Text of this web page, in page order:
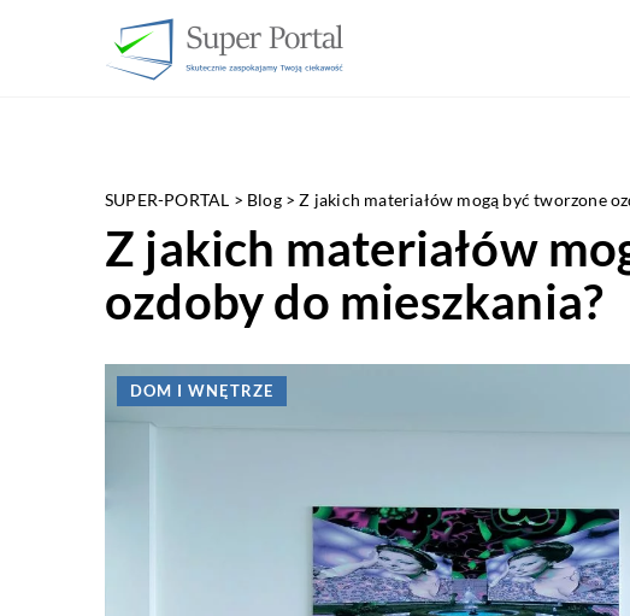
SUPER-PORTAL > Blog>Z jakich materiałów mogą być tworzone
Z jakich materiałów
ozdoby do mieszkania?
DOM I WNĘTRZE